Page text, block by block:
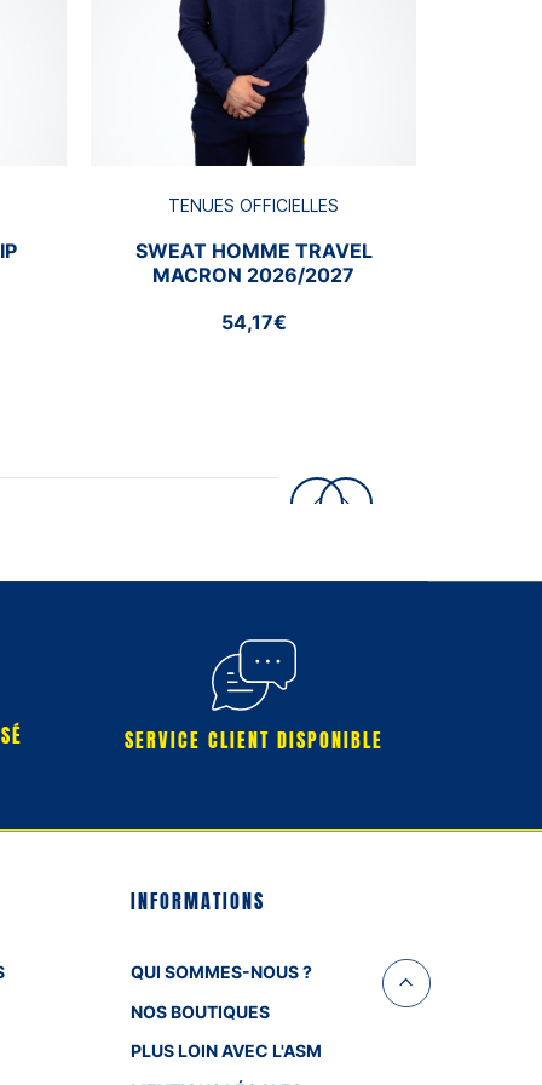
TENUES OFFICIELLES
SWEAT HOMME TRAVEL
MACRON 2026/2027
54,17€
SERVICE CLIENT DISPONIBLE
INFORMATIONS
QUI SOMMES-NOUS ?
NOS BOUTIQUES
PLUS LOIN AVEC L'ASM